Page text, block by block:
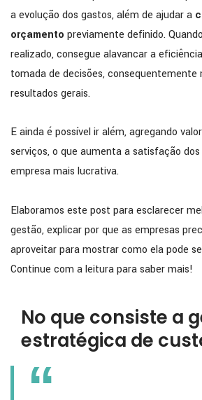
a evolução dos gastos, além de ajudar a
orçamento previamente definido.
realizado, consegue alavancar a
tomada de decisões, consequentemente
resultados gerais.
E ainda é possível ir além, agregando
serviços, o que aumenta a satisfação
empresa mais lucrativa.
Elaboramos este post para esclarecer
gestão, explicar por que as empresas
aproveitar para mostrar como ela pode
Continue com a leitura para saber mais!
No que consiste a
estratégica de